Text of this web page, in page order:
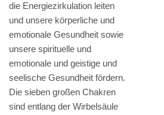
die Energiezirkulation leiten
und unsere körperliche und
emotionale Gesundheit sowie
unsere spirituelle und
emotionale und geistige und
seelische Gesundheit fördern.
Die sieben großen Chakren
sind entlang der Wirbelsäule